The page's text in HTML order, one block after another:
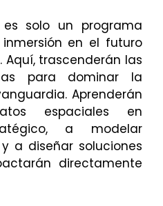
solo un programa
en el futuro
trascenderán las
para dominar la
Aprenderán
espaciales en
a modelar
a diseñar soluciones
directamente